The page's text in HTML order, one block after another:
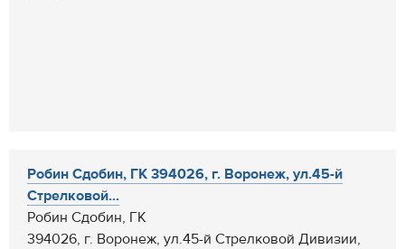
Робин Сдобин, ГК 394026, г. Воронеж, ул.45-й
Стрелковой...
Робин Сдобин, ГК
394026, г. Воронеж, ул.45-й Стрелковой Дивизии,